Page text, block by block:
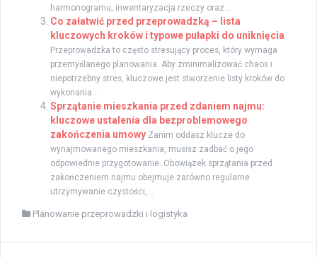
harmonogramu, inwentaryzacja rzeczy oraz...
Co załatwić przed przeprowadzką – lista
kluczowych kroków i typowe pułapki do uniknięcia
Przeprowadzka to często stresujący proces, który wymaga
przemyślanego planowania. Aby zminimalizować chaos i
niepotrzebny stres, kluczowe jest stworzenie listy kroków do
wykonania...
Sprzątanie mieszkania przed zdaniem najmu:
kluczowe ustalenia dla bezproblemowego
zakończenia umowy Zanim oddasz klucze do
wynajmowanego mieszkania, musisz zadbać o jego
odpowiednie przygotowanie. Obowiązek sprzątania przed
zakończeniem najmu obejmuje zarówno regularne
utrzymywanie czystości,...
Planowanie przeprowadzki i logistyka